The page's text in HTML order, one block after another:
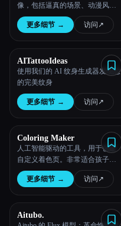
像，包括逼真的场景、动漫风格
的角色、幻想风景等。
更多细节 → 访问 ↗︎
AITattooIdeas
使用我们的 AI 纹身生成器发现您
的完美纹身
更多细节 → 访问 ↗︎
Coloring Maker
人工智能驱动的工具，用于创建
自定义着色页。非常适合孩子、
老师和任何喜欢着色的人。
更多细节 → 访问 ↗︎
Aitubo.